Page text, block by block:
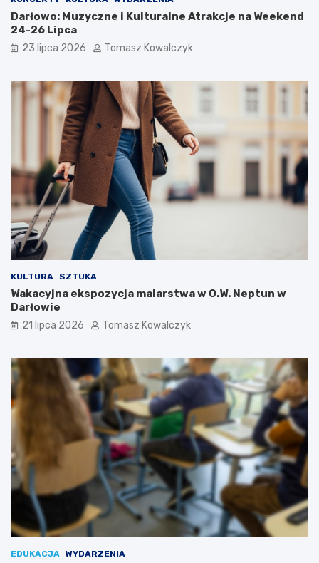
Darłowo: Muzyczne i Kulturalne Atrakcje na Weekend
24-26 Lipca
23 lipca 2026 Tomasz Kowalczyk
KULTURA SZTUKA
Wakacyjna ekspozycja malarstwa w O.W. Neptun w
Darłowie
21 lipca 2026 Tomasz Kowalczyk
EDUKACJA WYDARZENIA